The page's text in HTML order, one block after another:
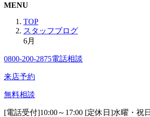
MENU
TOP
スタッフブログ
6月
0800-200-2875電話相談
来店予約
無料相談
[電話受付]10:00～17:00 [定休日]水曜・